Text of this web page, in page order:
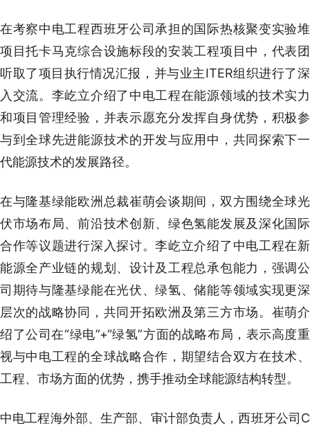
在考察中电工程西班牙公司承担的国际热核聚变实验堆
项目托卡马克综合设施标段的安装工程项目中，代表团
听取了项目执行情况汇报，并与业主ITER组织进行了深
入交流。李屹立介绍了中电工程在能源领域的技术实力
和项目管理经验，并表示愿充分发挥自身优势，积极参
与到全球先进能源技术的开发与应用中，共同探索下一
代能源技术的发展路径。
在与隆基绿能欧洲总裁崔萌会谈期间，双方围绕全球光
伏市场布局、前沿技术创新、绿色氢能发展及深化国际
合作等议题进行深入探讨。李屹立介绍了中电工程在新
能源全产业链的规划、设计及工程总承包能力，强调公
司期待与隆基绿能在光伏、绿氢、储能等领域实现更深
层次的战略协同，共同开拓欧洲及第三方市场。崔萌介
绍了公司在“绿电”+“绿氢”方面的战略布局，表示高度重
视与中电工程的全球战略合作，期望结合双方在技术、
工程、市场方面的优势，携手推动全球能源结构转型。
中电工程海外部、生产部、审计部负责人，西班牙公司C